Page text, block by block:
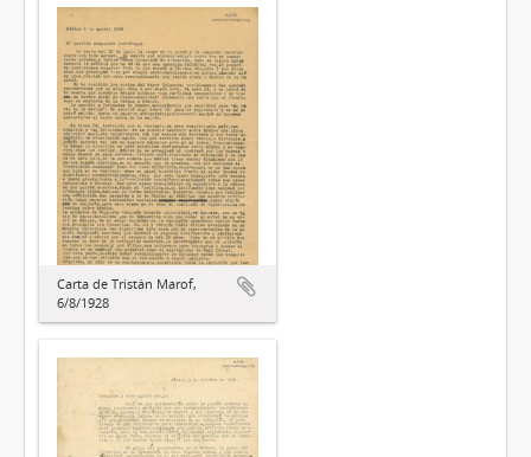
Carta de Tristán Marof,
6/8/1928